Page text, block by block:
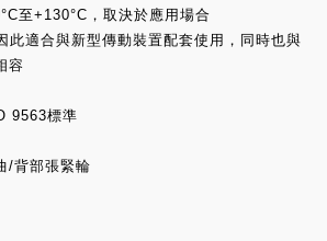
至+130°C，取決於應用場合
此適合與新型傳動裝置配套使用，同時也與
容
9563標準
/背部張緊輪